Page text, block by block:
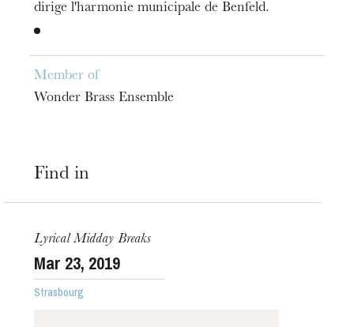
dirige l'harmonie municipale de Benfeld.
Member of
Wonder Brass Ensemble
Find in
Lyrical Midday Breaks
Mar 23, 2019
Strasbourg